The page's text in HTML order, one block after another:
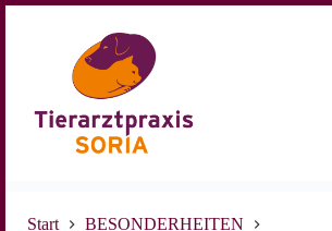
Start
BESONDERHEITEN